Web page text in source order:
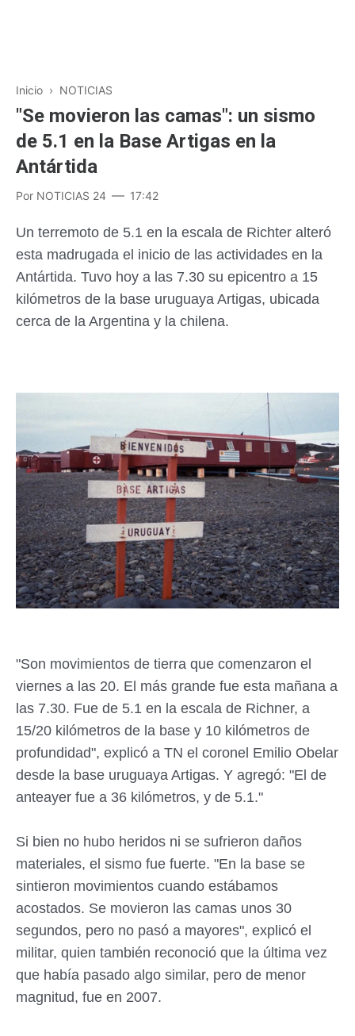
Inicio › NOTICIAS
"Se movieron las camas": un sismo
de 5.1 en la Base Artigas en la
Antártida
Por NOTICIAS 24 17:42
Un terremoto de 5.1 en la escala de Richter alteró
esta madrugada el inicio de las actividades en la
Antártida. Tuvo hoy a las 7.30 su epicentro a 15
kilómetros de la base uruguaya Artigas, ubicada
cerca de la Argentina y la chilena.
"Son movimientos de tierra que comenzaron el
viernes a las 20. El más grande fue esta mañana a
las 7.30. Fue de 5.1 en la escala de Richner, a
15/20 kilómetros de la base y 10 kilómetros de
profundidad", explicó a TN el coronel Emilio Obelar
desde la base uruguaya Artigas. Y agregó: "El de
anteayer fue a 36 kilómetros, y de 5.1."
Si bien no hubo heridos ni se sufrieron daños
materiales, el sismo fue fuerte. "En la base se
sintieron movimientos cuando estábamos
acostados. Se movieron las camas unos 30
segundos, pero no pasó a mayores", explicó el
militar, quien también reconoció que la última vez
que había pasado algo similar, pero de menor
magnitud, fue en 2007.